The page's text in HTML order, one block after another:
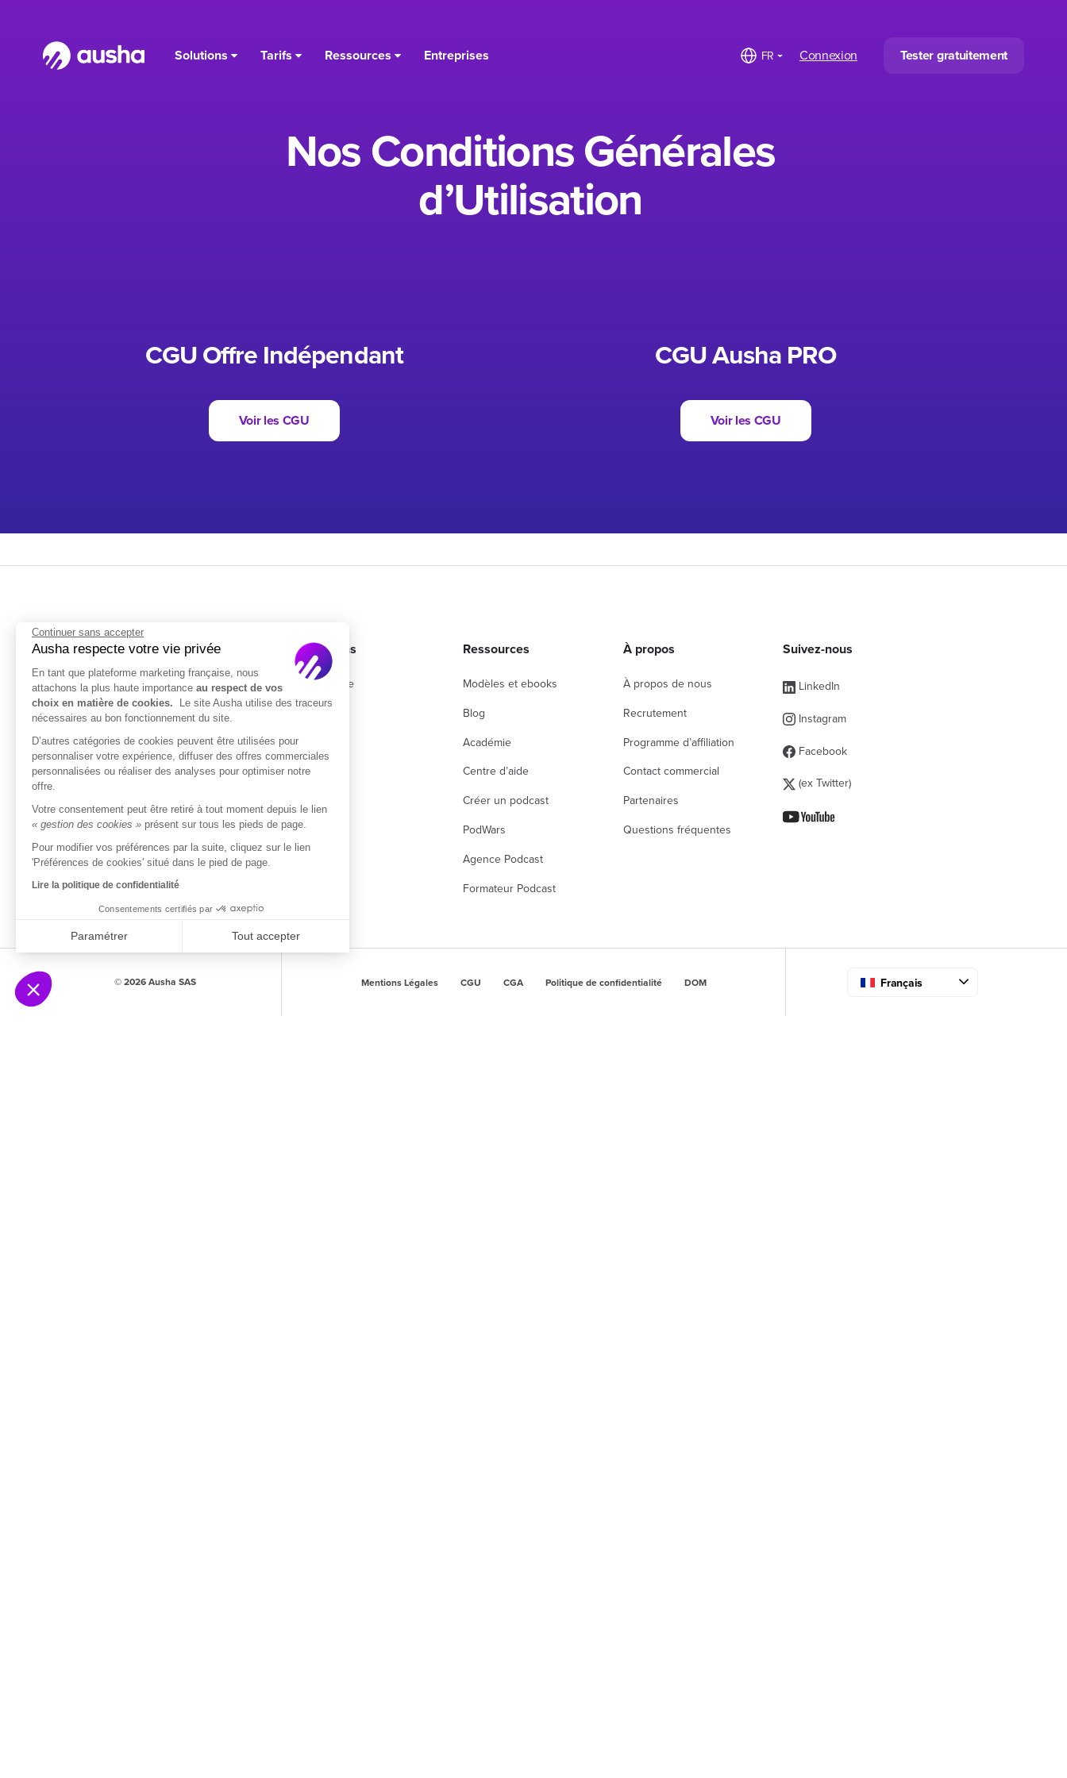
Solutions Tarifs Ressources Entreprises FR Connexion Tester gratuitement
Nos Conditions Générales
d’Utilisation
CGU Offre Indépendant
Voir les CGU
CGU Ausha PRO
Voir les CGU
ISO/IEC 27001
Certifié
Solutions
Entreprise
Ressources
Modèles et ebooks
Blog
Académie
Centre d’aide
Créer un podcast
PodWars
Agence Podcast
Formateur Podcast
À propos
À propos de nous
Recrutement
Programme d’affiliation
Contact commercial
Partenaires
Questions fréquentes
Suivez-nous
LinkedIn
Instagram
Facebook
(ex Twitter)
© 2026 Ausha SAS Mentions Légales CGU CGA Politique de confidentialité DOM Français
Continuer sans accepter
Ausha respecte votre vie privée
En tant que plateforme marketing française, nous
attachons la plus haute importance au respect de vos
choix en matière de cookies. Le site Ausha utilise des traceurs
nécessaires au bon fonctionnement du site.
D’autres catégories de cookies peuvent être utilisées pour
personnaliser votre expérience, diffuser des offres commerciales
personnalisées ou réaliser des analyses pour optimiser notre
offre.
Votre consentement peut être retiré à tout moment depuis le lien
« gestion des cookies » présent sur tous les pieds de page.
Pour modifier vos préférences par la suite, cliquez sur le lien
'Préférences de cookies' situé dans le pied de page.
Lire la politique de confidentialité
Consentements certifiés par
Paramétrer Tout accepter
Notre plateforme vous permet d'adapter et de gérer vos paramètres de confidentialité, en garantissant la conformité avec les réglementations.